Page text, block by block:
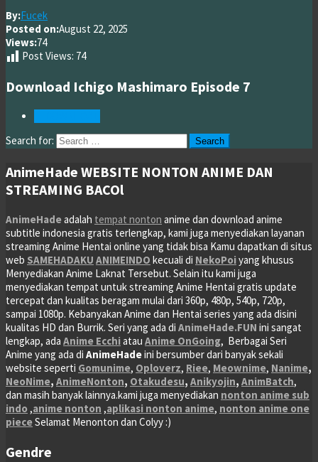
By:Fucek
Posted on:August 22, 2025
Views:74
Post Views: 74
Download Ichigo Mashimaro Episode 7
Search for:
AnimeHade WEBSITE NONTON ANIME DAN
STREAMING BACOl
AnimeHadeadalah tempat nonton anime dan download anime
subtitle indonesia gratis terlengkap, kami juga menyediakan layanan
streaming Anime Hentai online yang tidak bisa Kamu dapatkan di situs
web SAMEHADAKU ANIMEINDO kecuali di NekoPoiyang khusus
Menyediakan Anime Laknat Tersebut. Selain itu kami juga
menyediakan tempat untuk streaming Anime Hentai gratis update
tercepat dan kualitas beragam mulai dari 360p, 480p, 540p, 720p,
sampai 1080p. Kebanyakan Anime dan Hentai series yang ada disini
kualitas HD dan Burrik. Seri yang ada di AnimeHade.FUN ini sangat
lengkap, ada Anime Ecchiatau Anime OnGoing, Berbagai Seri
Anime yang ada di AnimeHadeini bersumber dari banyak sekali
website seperti Gomunime, Oploverz, Riee, Meownime, Nanime,
NeoNime, AnimeNonton, Otakudesu, Anikyojin, AnimBatch,
dan masih banyak lainnya.kami juga menyediakan nonton anime sub
indo ,anime nonton ,aplikasi nonton anime, nonton anime one
pieceSelamat Menonton dan Colyy :)
Gendre